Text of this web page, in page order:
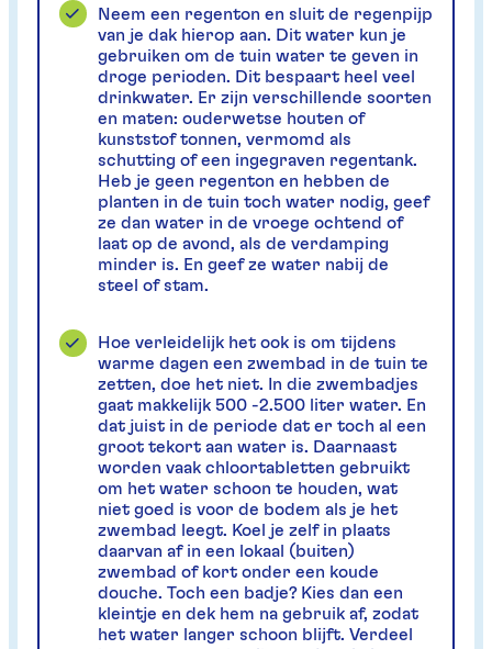
Neem een regenton en sluit de regenpijp
van je dak hierop aan. Dit water kun je
gebruiken om de tuin water te geven in
droge perioden. Dit bespaart heel veel
drinkwater. Er zijn verschillende soorten
en maten: ouderwetse houten of
kunststof tonnen, vermomd als
schutting of een ingegraven regentank.
Heb je geen regenton en hebben de
planten in de tuin toch water nodig, geef
ze dan water in de vroege ochtend of
laat op de avond, als de verdamping
minder is. En geef ze water nabij de
steel of stam.
Hoe verleidelijk het ook is om tijdens
warme dagen een zwembad in de tuin te
zetten, doe het niet. In die zwembadjes
gaat makkelijk 500 -2.500 liter water. En
dat juist in de periode dat er toch al een
groot tekort aan water is. Daarnaast
worden vaak chloortabletten gebruikt
om het water schoon te houden, wat
niet goed is voor de bodem als je het
zwembad leegt. Koel je zelf in plaats
daarvan af in een lokaal (buiten)
zwembad of kort onder een koude
douche. Toch een badje? Kies dan een
kleintje en dek hem na gebruik af, zodat
het water langer schoon blijft. Verdeel